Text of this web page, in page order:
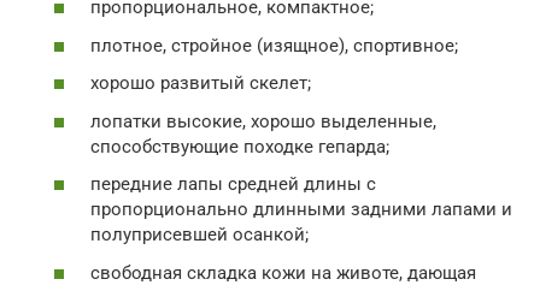
пропорциональное, компактное;
плотное, стройное (изящное), спортивное;
хорошо развитый скелет;
лопатки высокие, хорошо выделенные,
способствующие походке гепарда;
передние лапы средней длины с
пропорционально длинными задними лапами и
полуприсевшей осанкой;
свободная складка кожи на животе, дающая